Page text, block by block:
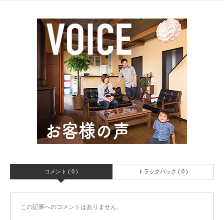
コメント ( 0 ) トラックバック ( 0 )
この記事へのコメントはありません。